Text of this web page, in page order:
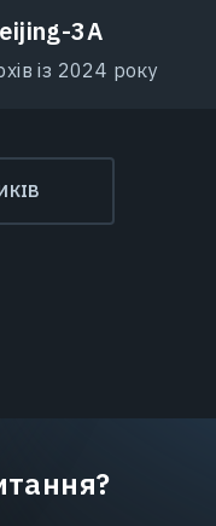
3A
із 2024 року